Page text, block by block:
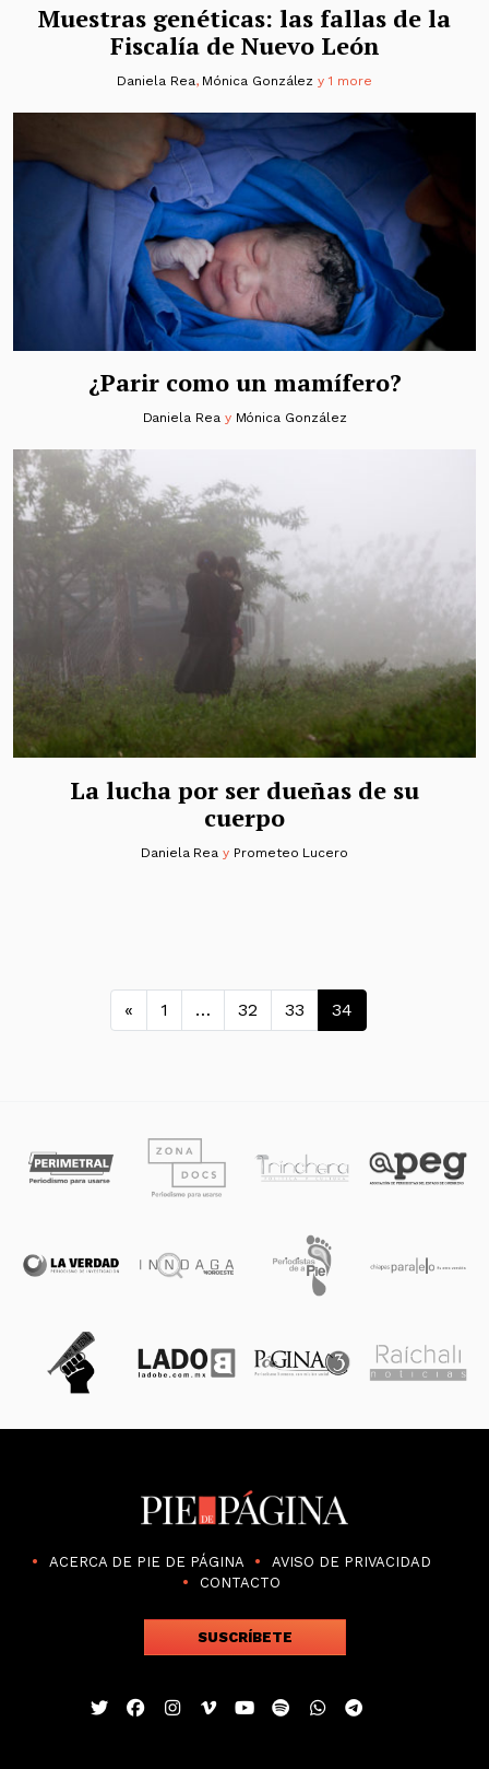
Muestras genéticas: las fallas de la
Fiscalía de Nuevo León
Daniela Rea, Mónica González y 1 more
¿Parir como un mamífero?
Daniela Reay Mónica González
La lucha por ser dueñas de su
cuerpo
Daniela Rea y Prometeo Lucero
Navegación de entradas
« 1 … 32 33 34
ACERCA DE PIE DE PÁGINA
AVISO DE PRIVACIDAD
CONTACTO
SUSCRÍBETE